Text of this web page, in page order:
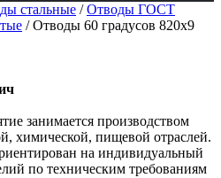
стальные /Отводы ГОСТ
/Отводы 60 градусов 820х9
занимается производством
химической, пищевой отраслей.
на индивидуальный
по техническим требованиям